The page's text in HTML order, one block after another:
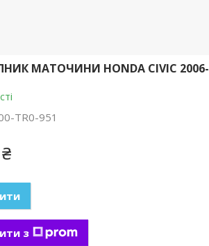
МАТОЧИНИ HONDA CIVIC 2006-
TR0-951
з